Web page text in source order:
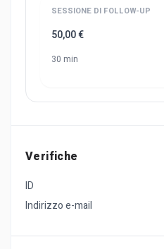
SESSIONE DI FOLLOW-UP
50,00 €
30 min
Verifiche
ID
Indirizzo e-mail